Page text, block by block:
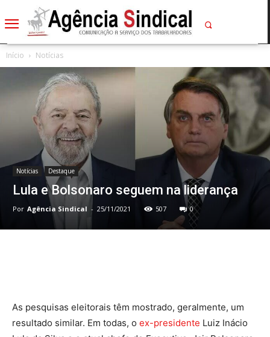
Início Notícias
Notícias Destaque
Lula e Bolsonaro seguem na liderança
Por Agência Sindical - 25/11/2021 507 0
As pesquisas eleitorais têm mostrado, geralmente, um
resultado similar. Em todas, o ex-presidente Luiz Inácio